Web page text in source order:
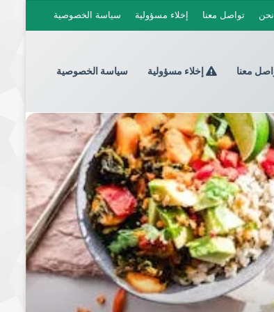
تواصل معنا إخلاء مسؤولية سياسة الخصوصية
معنا إخلاء مسؤولية سياسة الخصوصية